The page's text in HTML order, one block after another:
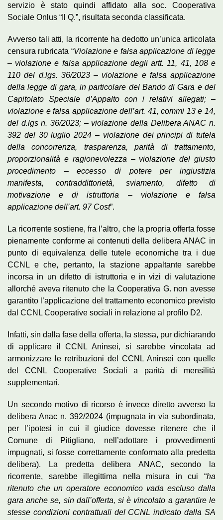
servizio è stato quindi affidato alla soc. Cooperativa
Sociale Onlus “Il Q.”, risultata seconda classificata.
Avverso tali atti, la ricorrente ha dedotto un’unica articolata
censura rubricata “Violazione e falsa applicazione di legge
– violazione e falsa applicazione degli artt. 11, 41, 108 e
110 del d.lgs. 36/2023 – violazione e falsa applicazione
della legge di gara, in particolare del Bando di Gara e del
Capitolato Speciale d’Appalto con i relativi allegati; –
violazione e falsa applicazione dell’art. 41, commi 13 e 14,
del d.lgs n. 36/2023; – violazione della Delibera ANAC n.
392 del 30 luglio 2024 – violazione dei principi di tutela
della concorrenza, trasparenza, parità di trattamento,
proporzionalità e ragionevolezza – violazione del giusto
procedimento – eccesso di potere per ingiustizia
manifesta, contraddittorietà, sviamento, difetto di
motivazione e di istruttoria – violazione e falsa
applicazione dell’art. 97 Cost”.
La ricorrente sostiene, fra l’altro, che la propria offerta fosse
pienamente conforme ai contenuti della delibera ANAC in
punto di equivalenza delle tutele economiche tra i due
CCNL e che, pertanto, la stazione appaltante sarebbe
incorsa in un difetto di istruttoria e in vizi di valutazione
allorché aveva ritenuto che la Cooperativa G. non avesse
garantito l’applicazione del trattamento economico previsto
dal CCNL Cooperative sociali in relazione al profilo D2.
Infatti, sin dalla fase della offerta, la stessa, pur dichiarando
di applicare il CCNL Aninsei, si sarebbe vincolata ad
armonizzare le retribuzioni del CCNL Aninsei con quelle
del CCNL Cooperative Sociali a parità di mensilità
supplementari.
Un secondo motivo di ricorso è invece diretto avverso la
delibera Anac n. 392/2024 (impugnata in via subordinata,
per l’ipotesi in cui il giudice dovesse ritenere che il
Comune di Pitigliano, nell’adottare i provvedimenti
impugnati, si fosse correttamente conformato alla predetta
delibera). La predetta delibera ANAC, secondo la
ricorrente, sarebbe illegittima nella misura in cui “ha
ritenuto che un operatore economico vada escluso dalla
gara anche se, sin dall’offerta, si è vincolato a garantire le
stesse condizioni contrattuali del CCNL indicato dalla SA